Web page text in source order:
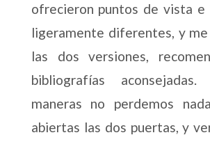
ofrecieron puntos de vista e
ligeramente diferentes, y
las dos versiones,
bibliografías
maneras no perdemos
abiertas las dos puertas, y